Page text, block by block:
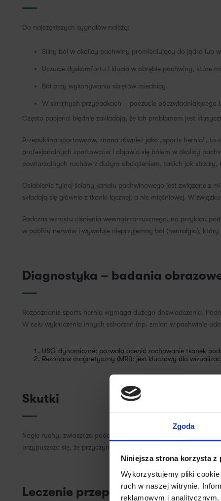
Zgoda
Niniejsza strona korzysta z
Wykorzystujemy pliki
ruch w naszej witrynie.
reklamowym i
Do najczęstszych sygnałów należą:
Silny ból w okolicy pachwiny promieniujący do jądra lub
Uczucie dyskomfortu i kłucia w obrębie pachwiny, które
Ból przy wykonywaniu skrętów miednicy.
W skrajnych przypadkach – poczucie
Często pacjenci błędnie zakładają, że ich problemem jest
Przepuklina sportowców, znana również jako „sports hernia”,
profesjonalnych sportowców i objawia się bólem w okolicy
powtarzalnych ruchów z dużym obciążeniem, takich jak
Osłabienie tylnej ściany kanału pachwinowego jest związane z
składają się głównie z tkanki łącznej, a nie mięśniowej. W
Podczas wzrostu ciśnienia wewnątrzbrzusznego, na przykład
w pobliżu nerwów i wywołuje nieprzyjemny ból (neuralgia),
Diagnostyka – badania
Rozpoznanie sports hernia wymaga dużego doświadczenia.
W celu wykluczenia innych schorzeń (np. zmian w pachwinie
USG dynamiczne: pozwala ocenić zachowanie tkanek
Rezonans magnetyczny (MRI): jest kluczowy dla
Skutki
Nagłe ruchy, zwłaszcza podczas uprawiania sportu, które
przypuszcza się, że przyczyną tych objawów jest przepuklina
Leczenie przepukliny sportowej